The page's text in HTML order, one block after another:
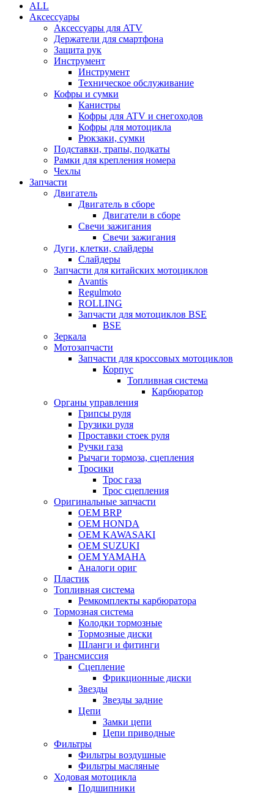
ALL
Аксессуары
Аксессуары для ATV
Держатели для смартфона
Защита рук
Инструмент
Инструмент
Техническое обслуживание
Кофры и сумки
Канистры
Кофры для ATV и снегоходов
Кофры для мотоцикла
Рюкзаки, сумки
Подставки, трапы, подкаты
Рамки для крепления номера
Чехлы
Запчасти
Двигатель
Двигатель в сборе
Двигатели в сборе
Свечи зажигания
Свечи зажигания
Дуги, клетки, слайдеры
Слайдеры
Запчасти для китайских мотоциклов
Avantis
Regulmoto
ROLLING
Запчасти для мотоциклов BSE
BSE
Зеркала
Мотозапчасти
Запчасти для кроссовых мотоциклов
Корпус
Топливная система
Карбюратор
Органы управления
Грипсы руля
Грузики руля
Проставки стоек руля
Ручки газа
Рычаги тормоза, сцепления
Тросики
Трос газа
Трос сцепления
Оригинальные запчасти
OEM BRP
OEM HONDA
OEM KAWASAKI
OEM SUZUKI
OEM YAMAHA
Аналоги ориг
Пластик
Топливная система
Ремкомплекты карбюратора
Тормозная система
Колодки тормозные
Тормозные диски
Шланги и фитинги
Трансмиссия
Cцепление
Фрикционные диски
Звезды
Звезды задние
Цепи
Замки цепи
Цепи приводные
Фильтры
Фильтры воздушные
Фильтры масляные
Ходовая мотоцикла
Подшипники